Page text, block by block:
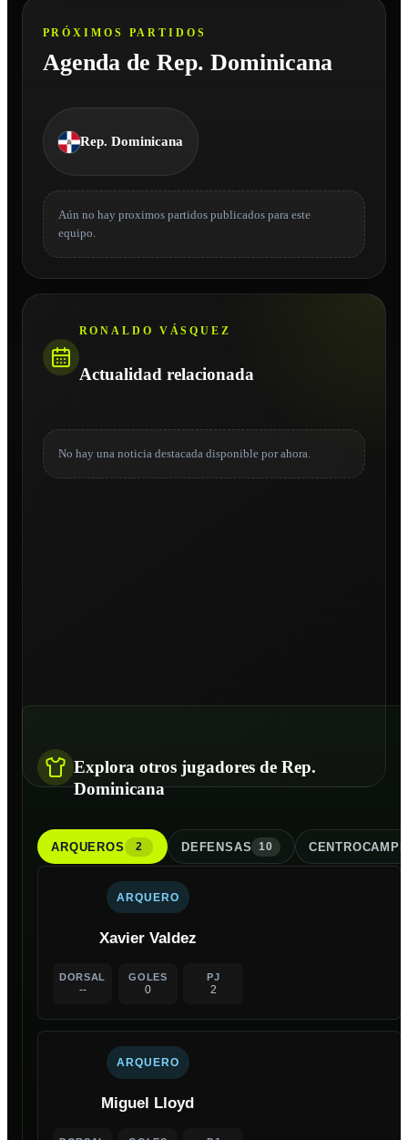
PRÓXIMOS PARTIDOS
Agenda de Rep. Dominicana
Rep. Dominicana
Aún no hay proximos partidos publicados para este
equipo.
RONALDO VÁSQUEZ
Actualidad relacionada
No hay una noticia destacada disponible por ahora.
Explora otros jugadores de Rep.
Dominicana
ARQUEROS 2 DEFENSAS 10
ARQUERO
Xavier Valdez
DORSAL
--
GOLES
0
PJ
2
ARQUERO
Miguel Lloyd